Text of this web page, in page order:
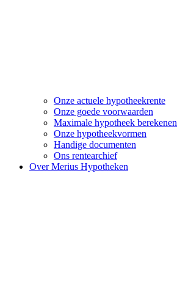
Onze actuele hypotheekrente
Onze goede voorwaarden
Maximale hypotheek berekenen
Onze hypotheekvormen
Handige documenten
Ons rentearchief
Over Merius Hypotheken